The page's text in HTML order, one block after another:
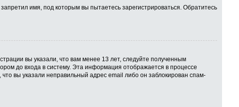
имя, под которым вы пытаетесь зарегистрироваться. Обратитесь
вы указали, что вам менее 13 лет, следуйте полученным
до входа в систему. Эта информация отображается в процессе
вы указали неправильный адрес email либо он заблокирован спам-